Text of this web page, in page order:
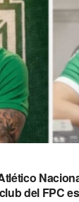
del FPC